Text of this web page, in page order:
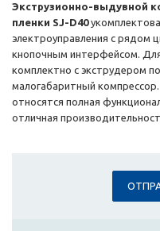
Экструзионно-выдувной
пленки SJ-D40
электроуправления с рядом
кнопочным интерфейсом.
комплектно с экструдером
малогабаритный
относятся полная
отличная